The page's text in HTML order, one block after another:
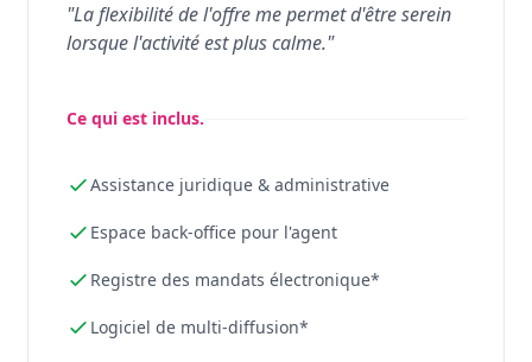
"La flexibilité de l'offre me permet d'être serein
lorsque l'activité est plus calme."
Ce qui est inclus.
Assistance juridique & administrative
Espace back-office pour l'agent
Registre des mandats électronique*
Logiciel de multi-diffusion*